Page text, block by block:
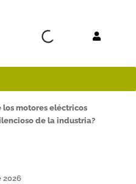
navegación
contenido
los motores eléctricos
de la industria?
2026